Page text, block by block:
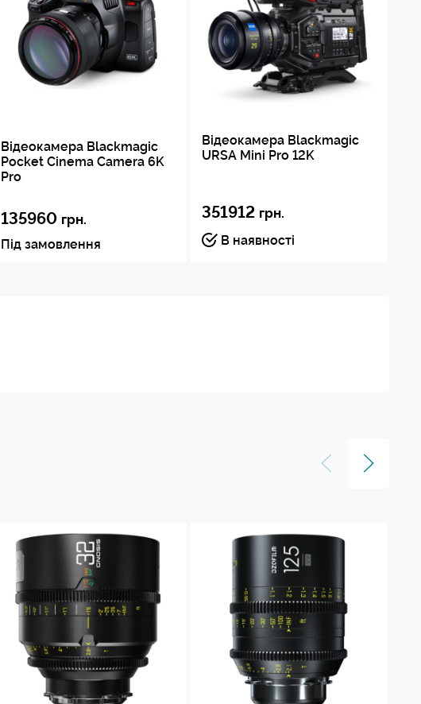
Відеокамера Blackmagic
Pocket Cinema Camera 6K
Pro
135960 грн.
Під замовлення
Відеокамера Blackmagic
URSA Mini Pro 12K
351912 грн.
В наявності